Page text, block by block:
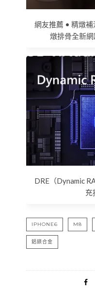
網友推薦 • 精燉
燉排骨全新
DRE（Dynamic
充
IPHONE6 M8
鋁鎂合金